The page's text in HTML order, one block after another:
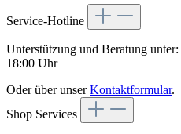
Service-Hotline
Unterstützung und Beratung unter:
18:00 Uhr
Oder über unserKontaktformular.
Shop Services